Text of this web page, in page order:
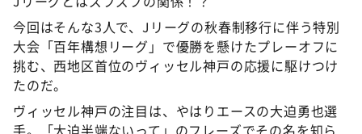
今回はそんな3人で、Jリーグの秋春制移行に伴う特別
大会「百年構想リーグ」で優勝を懸けたプレーオフに
挑む、西地区首位のヴィッセル神戸の応援に駆けつけ
たのだ。
ヴィッセル神戸の注目は、やはりエースの大迫勇也選
手。「大迫半端ないって」のフレーズでその名を知ら